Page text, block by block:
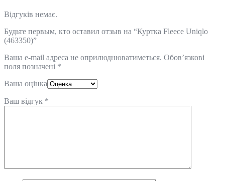
Відгуків немає.
Будьте первым, кто оставил отзыв на “Куртка Fleece Uniqlo
(463350)”
Ваша e-mail адреса не оприлюднюватиметься. Обов’язкові
поля позначені *
Ваша оцінка
Ваш відгук *